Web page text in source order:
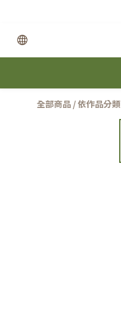
全部商品 /依作品分類